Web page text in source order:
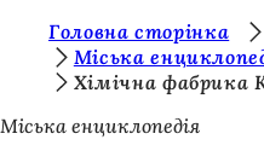
Перейти до змісту
т
Головна сторінка
Міська
Хімічна фабрика
Міська енциклопедія